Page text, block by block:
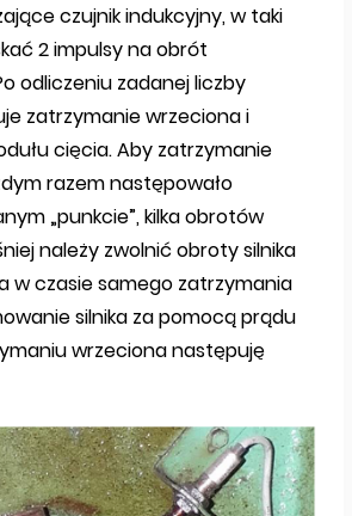
czujnik indukcyjny, w taki
2 impulsy na obrót
odliczeniu zadanej liczby
zatrzymanie wrzeciona i
cięcia. Aby zatrzymanie
razem następowało
„punkcie”, kilka obrotów
należy zwolnić obroty silnika
w czasie samego zatrzymania
silnika za pomocą prądu
wrzeciona następuję